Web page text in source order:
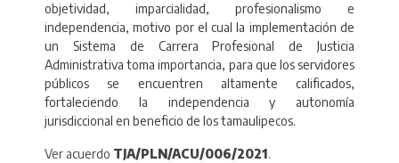
objetividad, imparcialidad, profesionalismo e
independencia, motivo por el cual la implementación de
un Sistema de Carrera Profesional de Justicia
Administrativa toma importancia, para que los servidores
públicos se encuentren altamente calificados,
fortaleciendo la independencia y autonomía
jurisdiccional en beneficio de los tamaulipecos.
Ver acuerdo TJA/PLN/ACU/006/2021.